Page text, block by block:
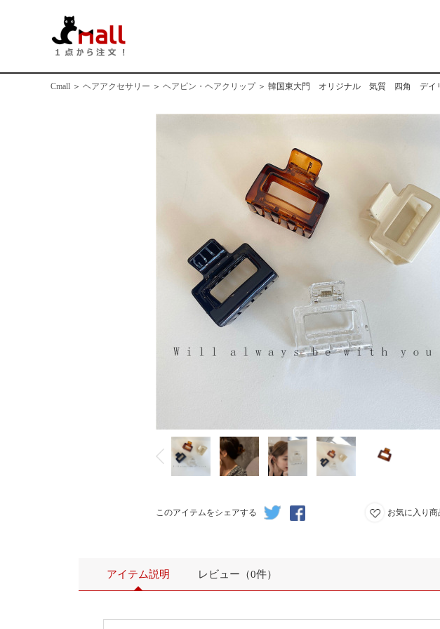
Cmall ＞ ヘアアクセサリー ＞ ヘアピン・ヘアクリップ＞ 韓国東大門 オリジナル 気質 四角 デイ
このアイテムをシェアする お気に入り商
アイテム説明 レビュー（0件）